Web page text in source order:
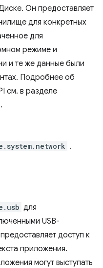
Он предоставляет
для конкретных
для
режиме и
и те же данные были
Подробнее об
см. в разделе
.
.
для
USB-
доступ к
приложения.
могут выступать